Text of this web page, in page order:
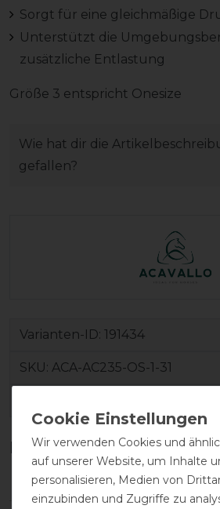
Sorgt für eine gleichmäßige
Unterstützt die
zusätzliche Entlastung
Größe 3 entspricht Onesize
Wie hat dir die
gefallen?
Varianten-ID: 191434
SKU: ACA-AC235-OS-1-31
Kundenrezensionen
Wir verwenden Cookies und
auf unserer Website, um Inhalte
personalisieren, Medien von
einzubinden und Zugriffe zu